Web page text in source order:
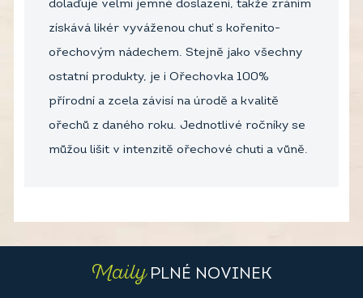
dolaďuje velmi jemné doslazení, takže zráním
získává likér vyváženou chuť s kořenito-
ořechovým nádechem. Stejně jako všechny
ostatní produkty, je i Ořechovka 100%
přírodní a zcela závisí na úrodě a kvalitě
ořechů z daného roku. Jednotlivé ročníky se
můžou lišit v intenzitě ořechové chuti a vůně.
MailyPLNÉ NOVINEK